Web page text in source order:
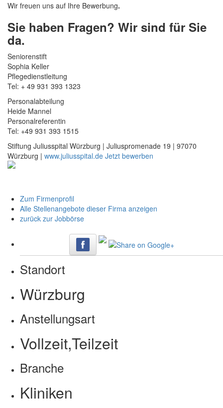
Wir freuen uns auf Ihre Bewerbung.
Sie haben Fragen? Wir sind für Sie
da.
Seniorenstift
Sophia Keller
Pflegedienstleitung
Tel: + 49 931 393 1323
Personalabteilung
Heide Mannel
Personalreferentin
Tel: +49 931 393 1515
Stiftung Juliusspital Würzburg | Juliuspromenade 19 | 97070
Würzburg | www.juliusspital.de Jetzt bewerben
Zum Firmenprofil
Alle Stellenangebote dieser Firma anzeigen
zurück zur Jobbörse
Standort
Würzburg
Anstellungsart
Vollzeit,Teilzeit
Branche
Kliniken